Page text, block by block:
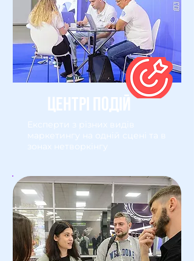
ЦЕНТРІ ПОДІЙ
Експерти з різних видів
маркетингу на одній сцені та в
зонах нетворкінгу